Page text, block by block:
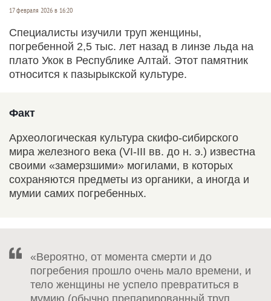
17 февраля 2026 в 16:20
Специалисты изучили труп женщины,
погребенной 2,5 тыс. лет назад в линзе льда на
плато Укок в Республике Алтай. Этот памятник
относится к пазырыкской культуре.
Факт
Археологическая культура скифо-сибирского
мира железного века (VI-III вв. до н. э.) известна
своими «замерзшими» могилами, в которых
сохраняются предметы из органики, а иногда и
мумии самих погребенных.
«Вероятно, от момента смерти и до
погребения прошло очень мало времени, и
тело женщины не успело превратиться в
мумию (обычно препарированный труп